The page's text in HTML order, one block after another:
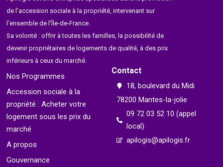
de l’accession sociale à la propriété, intervenant sur
l’ensemble de l’Île-de-France.
Sa volonté : offrir à toutes les familles, la possibilité de
devenir propriétaires de logements de qualité, à des prix
inférieurs à ceux du marché.
Nos Programmes
Accession sociale à la
propriété : Acheter votre
logement sous les prix du
marché
A propos
Gouvernance
Contact
18, boulevard du Midi
78200 Mantes-la-jolie
09 72 03 52 10 (appel
local)
apilogis@apilogis.fr